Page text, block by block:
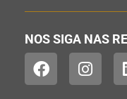
NOS SIGA NAS